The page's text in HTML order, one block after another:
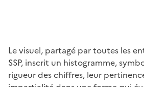
Le visuel, partagé par toutes les
SSP, inscrit un histogramme,
rigueur des chiffres, leur